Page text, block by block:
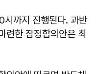
시까지 진행된다. 과반
련한 잠정합의안은 최